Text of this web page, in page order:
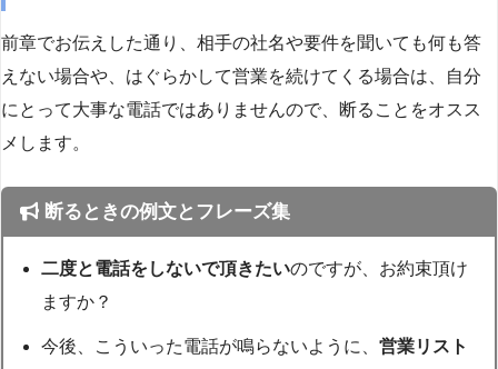
前章でお伝えした通り、相手の社名や要件を聞いても何も答
えない場合や、はぐらかして営業を続けてくる場合は、自分
にとって大事な電話ではありませんので、断ることをオスス
メします。
断るときの例文とフレーズ集
二度と電話をしないで頂きたいのですが、お約束頂け
ますか？
今後、こういった電話が鳴らないように、営業リスト